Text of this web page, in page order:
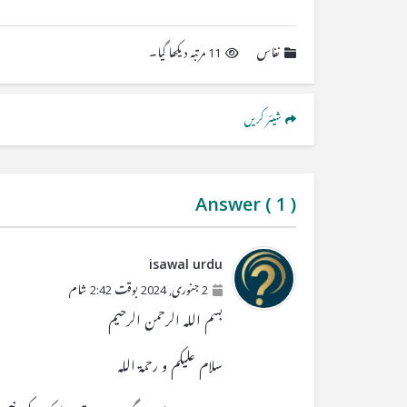
نفاس 11 مرتبہ دیکھا گیا۔
شیئر کریں
Answer ( 1 )
isawal urdu
2 جنوری, 2024 بوقت 2:42 شام
بسم اللہ الرحمن الرحیم
سلام علیکم و رحمۃ اللہ